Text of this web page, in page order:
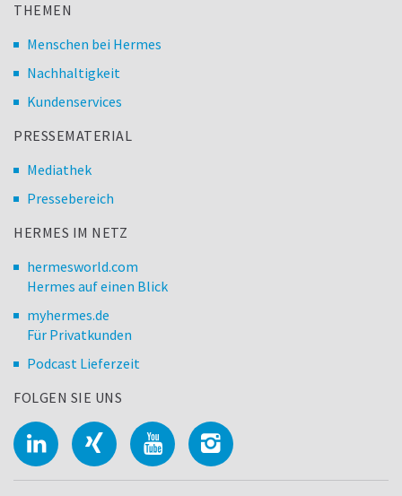
THEMEN
Menschen bei Hermes
Nachhaltigkeit
Kundenservices
PRESSEMATERIAL
Mediathek
Pressebereich
HERMES IM NETZ
hermesworld.com
Hermes auf einen Blick
myhermes.de
Für Privatkunden
Podcast Lieferzeit
FOLGEN SIE UNS